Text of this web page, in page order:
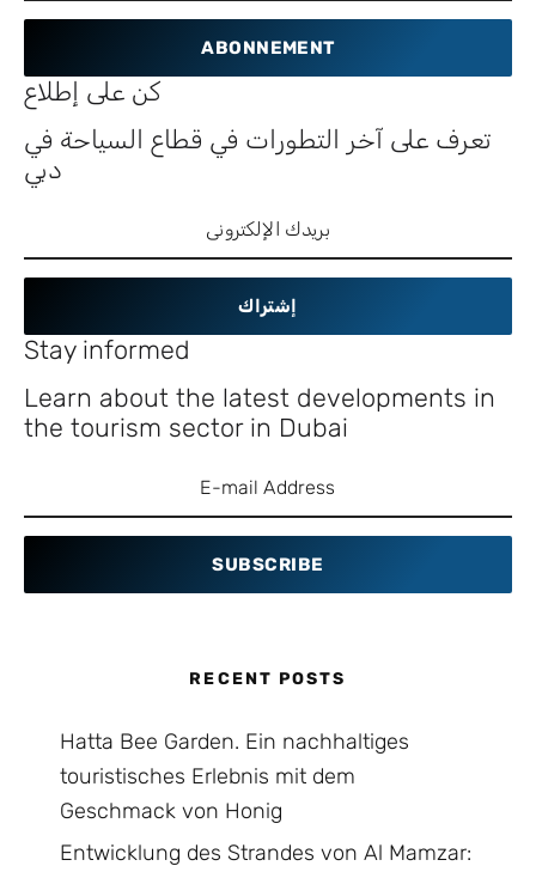
ABONNEMENT
كن على إطلاع
تعرف على آخر التطورات في قطاع السياحة في
دبي
إشتراك
Stay informed
Learn about the latest developments in
the tourism sector in Dubai
SUBSCRIBE
RECENT POSTS
Hatta Bee Garden. Ein nachhaltiges
touristisches Erlebnis mit dem
Geschmack von Honig
Entwicklung des Strandes von Al Mamzar: